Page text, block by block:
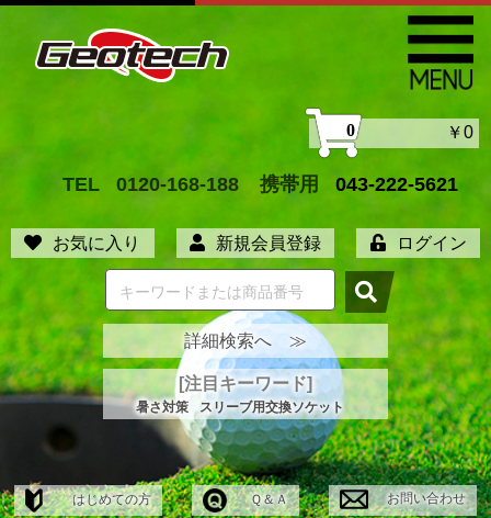
TEL 0120-168-188 携帯用 043-222-5621
お気に入り 新規会員登録 ログイン
0 ￥0
詳細検索へ ≫
[注目キーワード]
暑さ対策 スリーブ用交換ソケット
はじめての方 Ｑ＆Ａ お問い合わせ